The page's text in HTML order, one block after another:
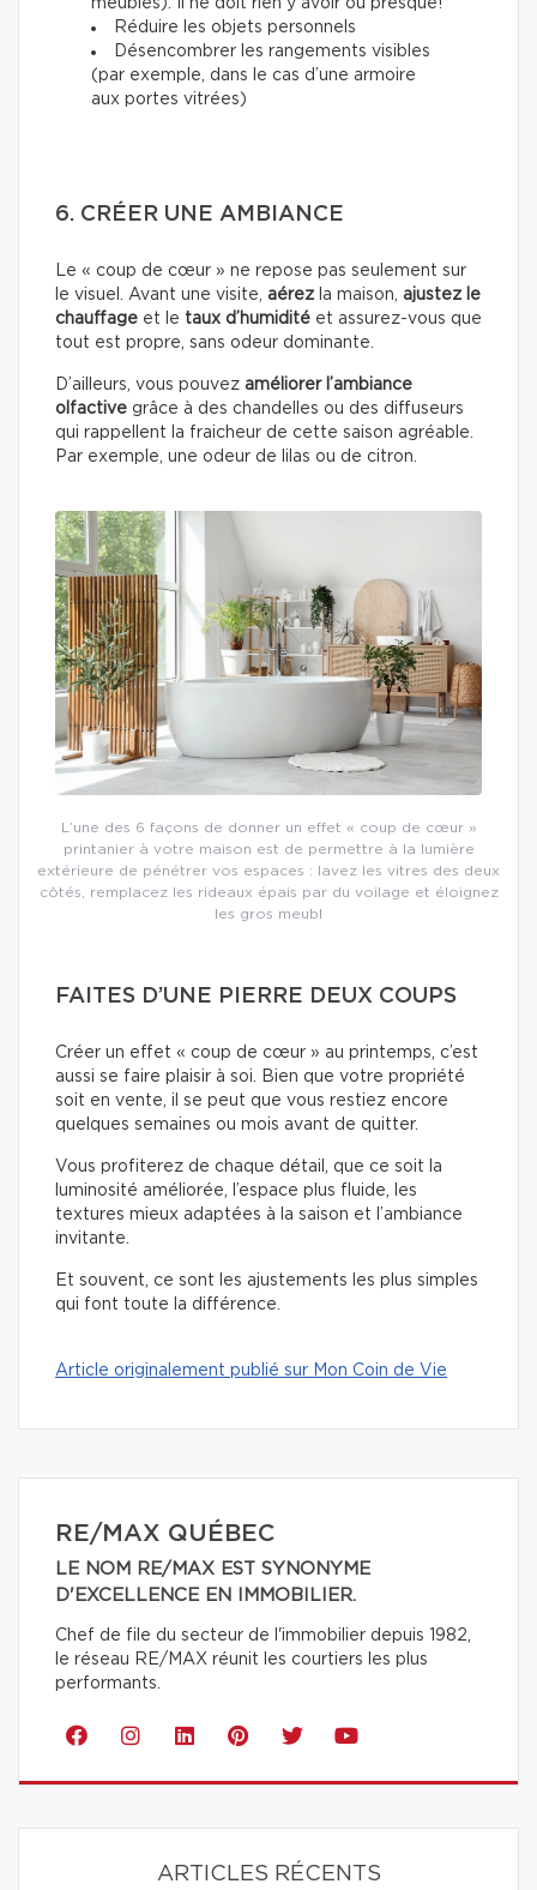
meubles). Il ne doit rien y avoir ou presque!
Réduire les objets personnels
Désencombrer les rangements visibles
(par exemple, dans le cas d’une armoire
aux portes vitrées)
6. CRÉER UNE AMBIANCE
Le « coup de cœur » ne repose pas seulement sur
le visuel. Avant une visite, aérez la maison, ajustez le
chauffage et le taux d’humidité et assurez-vous que
tout est propre, sans odeur dominante.
D’ailleurs, vous pouvez améliorer l’ambiance
olfactive grâce à des chandelles ou des diffuseurs
qui rappellent la fraicheur de cette saison agréable.
Par exemple, une odeur de lilas ou de citron.
L’une des 6 façons de donner un effet « coup de cœur »
printanier à votre maison est de permettre à la lumière
extérieure de pénétrer vos espaces : lavez les vitres des deux
côtés, remplacez les rideaux épais par du voilage et éloignez
les gros meubl
FAITES D’UNE PIERRE DEUX COUPS
Créer un effet « coup de cœur » au printemps, c’est
aussi se faire plaisir à soi. Bien que votre propriété
soit en vente, il se peut que vous restiez encore
quelques semaines ou mois avant de quitter.
Vous profiterez de chaque détail, que ce soit la
luminosité améliorée, l’espace plus fluide, les
textures mieux adaptées à la saison et l’ambiance
invitante.
Et souvent, ce sont les ajustements les plus simples
qui font toute la différence.
Article originalement publié sur Mon Coin de Vie
RE/MAX QUÉBEC
LE NOM RE/MAX EST SYNONYME
D'EXCELLENCE EN IMMOBILIER.
Chef de file du secteur de l'immobilier depuis 1982,
le réseau RE/MAX réunit les courtiers les plus
performants.
ARTICLES RÉCENTS